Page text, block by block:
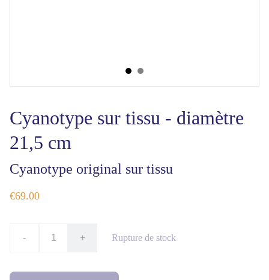
Cyanotype sur tissu - diamètre
21,5 cm
Cyanotype original sur tissu
€69.00
- + Rupture de stock